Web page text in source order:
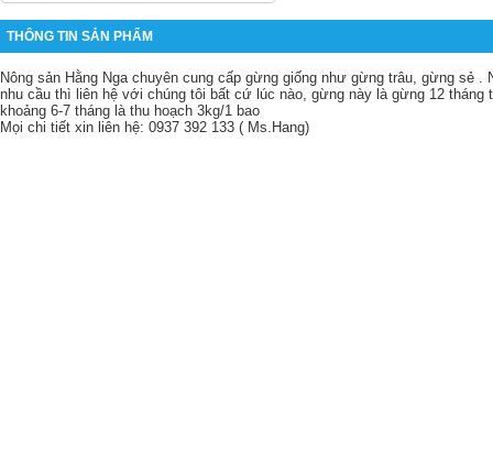
THÔNG TIN SẢN PHẨM
Nông sản Hằng Nga chuyên cung cấp gừng giống như gừng trâu, gừng sẻ .
nhu cầu thì liên hệ với chúng tôi bất cứ lúc nào, gừng này là gừng 12 tháng
khoảng 6-7 tháng là thu hoạch 3kg/1 bao
Mọi chi tiết xin liên hệ: 0937 392 133 ( Ms.Hang)